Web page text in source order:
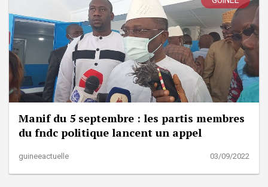
Manif du 5 septembre : les partis membres
du fndc politique lancent un appel
guineeactuelle 03/09/2022